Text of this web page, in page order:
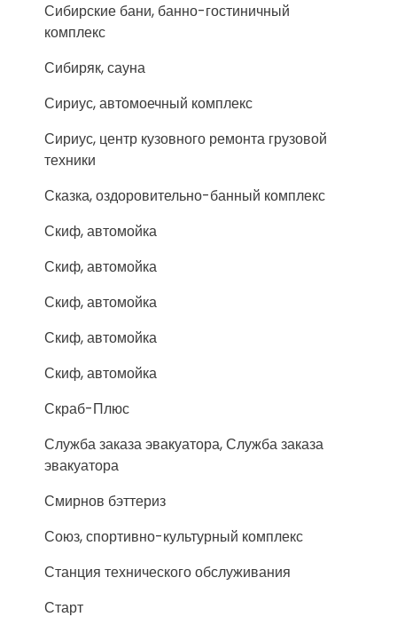
Сибирские бани, банно-гостиничный
комплекс
Сибиряк, сауна
Сириус, автомоечный комплекс
Сириус, центр кузовного ремонта грузовой
техники
Сказка, оздоровительно-банный комплекс
Скиф, автомойка
Скиф, автомойка
Скиф, автомойка
Скиф, автомойка
Скиф, автомойка
Скраб-Плюс
Служба заказа эвакуатора, Служба заказа
эвакуатора
Смирнов бэттериз
Союз, спортивно-культурный комплекс
Станция технического обслуживания
Старт